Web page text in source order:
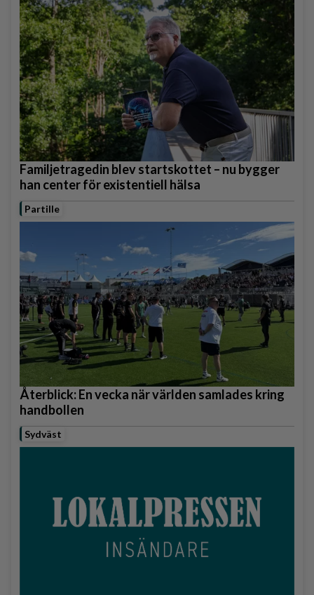
Familjetragedin blev startskottet – nu bygger
han center för existentiell hälsa
Partille
Återblick: En vecka när världen samlades kring
handbollen
Sydväst